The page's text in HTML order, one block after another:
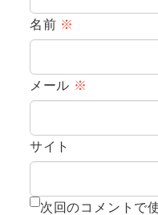
名前 ※
メール ※
サイト
次回のコメントで